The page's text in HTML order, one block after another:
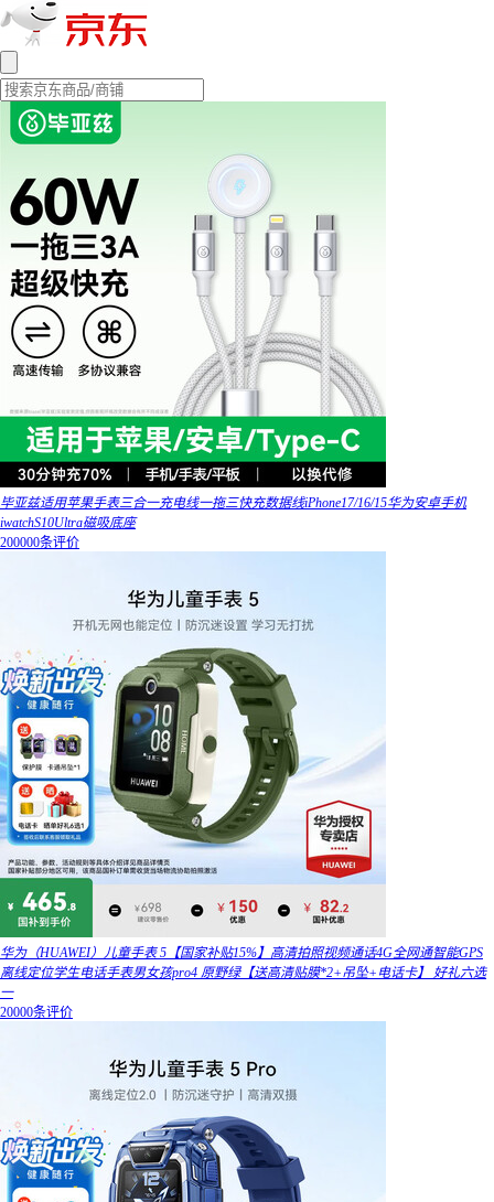
毕亚兹适用苹果手表三合一充电线一拖三快充数据线iPhone17/16/15华为安卓手机
iwatchS10Ultra磁吸底座
200000条评价
华为（HUAWEI）儿童手表 5【国家补贴15%】高清拍照视频通话4G全网通智能GPS
离线定位学生电话手表男女孩pro4 原野绿【送高清贴膜*2+吊坠+电话卡】 好礼六选
一
20000条评价